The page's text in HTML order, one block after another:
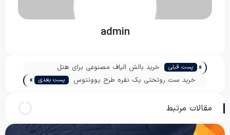
admin
« پست قبلی
خرید بالش الیاف مصنوعی برای هتل
خرید ست روتختی یک نفره طرح یوونتوس
پست بعدی »
مقالات مرتبط